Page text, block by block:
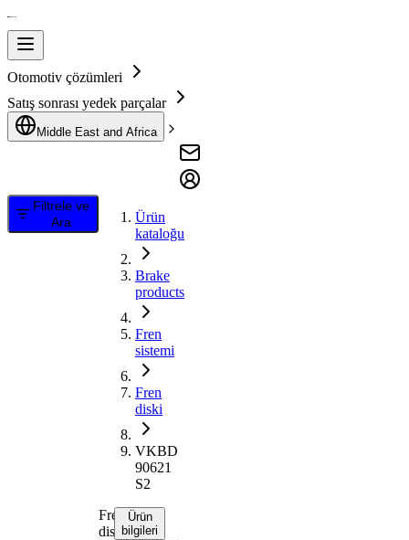
Otomotiv çözümleri
Satış sonrası yedek parçalar
Middle East and Africa
Filtrele ve
Ara
Ürün
kataloğu
Brake
products
Fren
sistemi
Fren
diski
VKBD
90621
S2
Fren
diski
Ürün
bilgileri